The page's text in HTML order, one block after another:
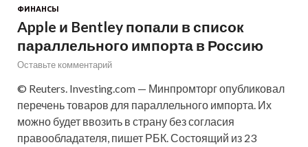
ФИНАНСЫ
Apple и Bentley попали в список
параллельного импорта в Россию
Оставьте комментарий
© Reuters. Investing.com — Минпромторг опубликовал
перечень товаров для параллельного импорта. Их
можно будет ввозить в страну без согласия
правообладателя, пишет РБК. Состоящий из 23